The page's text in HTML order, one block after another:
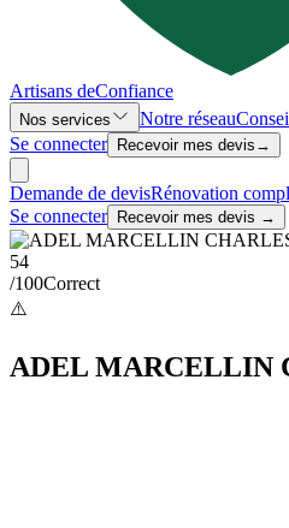
Artisans deConfiance
Nos services Notre réseau
Se connecter
Recevoir mes devis →
Demande de devisRénovation
Se connecter
Recevoir mes devis →
54
/100Correct
⚠️
ADEL MARCELLIN